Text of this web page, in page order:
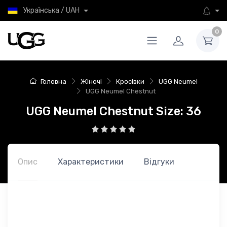
Українська / UAH
0
Головна Жіночі Кросівки
UGG Neumel
UGG Neumel Chestnut
UGG Neumel Chestnut Size: 36
Опис Характеристики Відгуки